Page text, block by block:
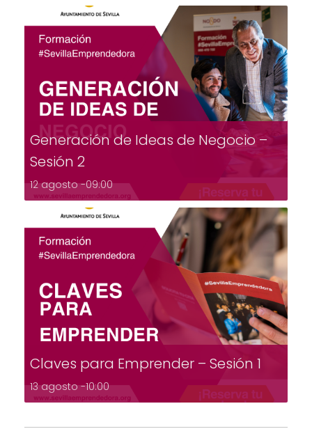
Generación de Ideas de Negocio –
Sesión 2
12 agosto -09:00
Claves para Emprender – Sesión 1
13 agosto -10:00